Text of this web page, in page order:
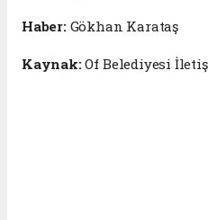
Haber:Gökhan Karataş
Kaynak:Of Belediyesi